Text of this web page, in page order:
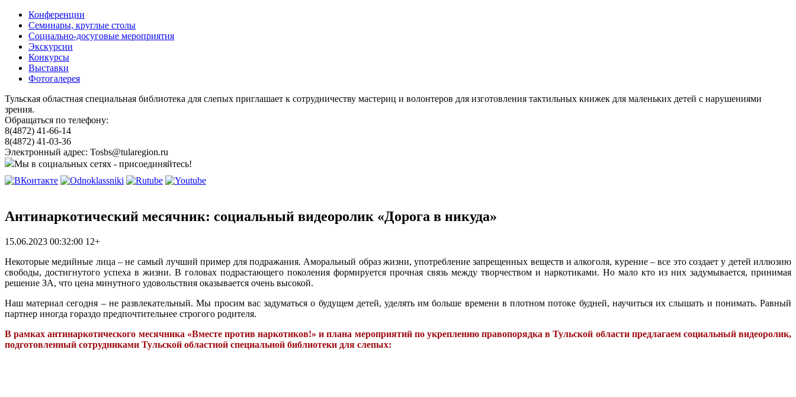
Конференции
Семинары, круглые столы
Социально-досуговые мероприятия
Экскурсии
Конкурсы
Выставки
Фотогалерея
Тульская областная специальная библиотека для слепых приглашает к сотрудничеству мастериц и волонтеров для изготовления тактильных книжек для маленьких детей с нарушениями
зрения.
Обращаться по телефону:
8(4872) 41-66-14
8(4872) 41-03-36
Электронный адрес: Tosbs@tularegion.ru
Мы в социальных сетях - присоединяйтесь!
Антинаркотический месячник: социальный видеоролик «Дорога в никуда»
15.06.2023 00:32:00 12+
Некоторые медийные лица – не самый лучший пример для подражания. Аморальный образ жизни, употребление запрещенных веществ и алкоголя, курение – все это создает у детей иллюзию
свободы, достигнутого успеха в жизни. В головах подрастающего поколения формируется прочная связь между творчеством и наркотиками. Но мало кто из них задумывается, принимая
решение ЗА, что цена минутного удовольствия оказывается очень высокой.
Наш материал сегодня – не развлекательный. Мы просим вас задуматься о будущем детей, уделять им больше времени в плотном потоке будней, научиться их слышать и понимать. Равный
партнер иногда гораздо предпочтительнее строгого родителя.
В рамках антинаркотического месячника «Вместе против наркотиков!» и плана мероприятий по укреплению правопорядка в Тульской области предлагаем социальный видеоролик,
подготовленный сотрудниками Тульской областной специальной библиотеки для слепых: